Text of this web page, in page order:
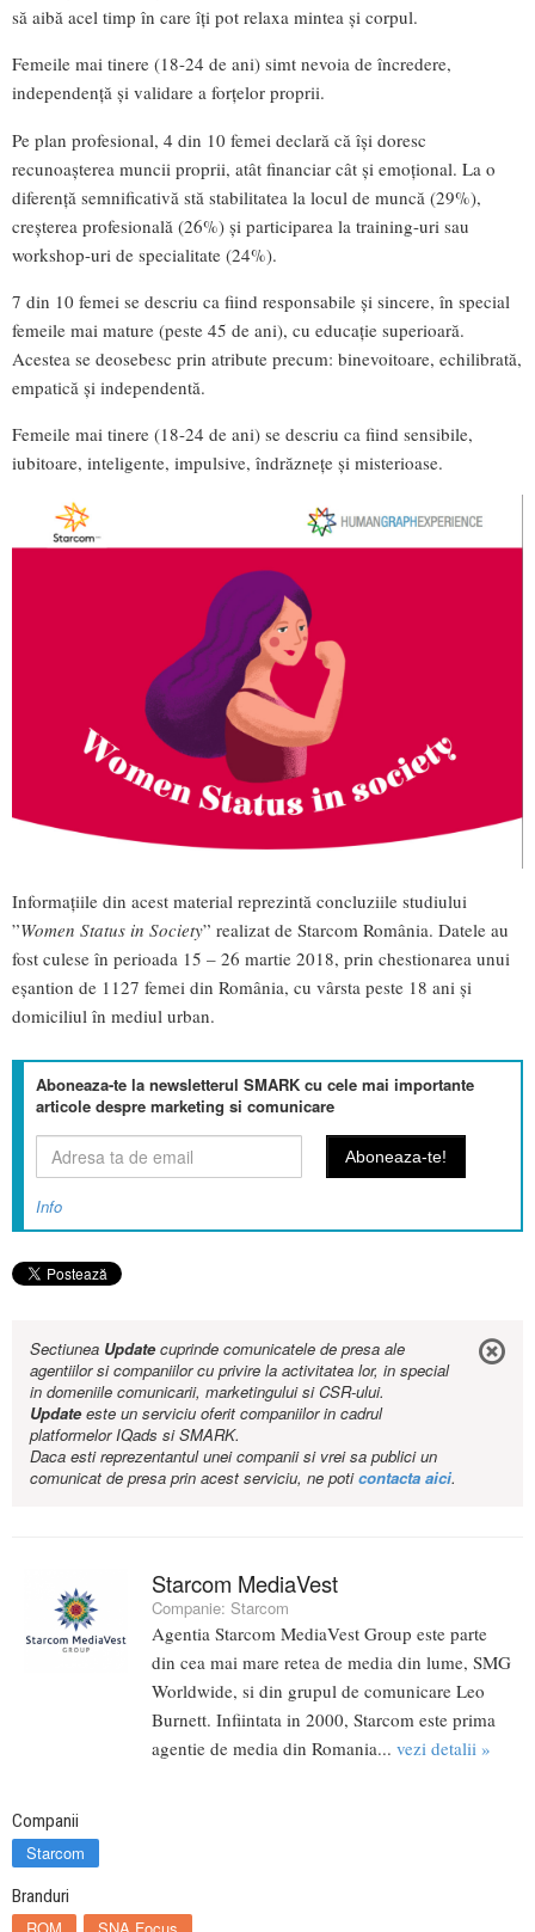
să aibă acel timp în care îți pot relaxa mintea și corpul.
Femeile mai tinere (18-24 de ani) simt nevoia de încredere,
independență și validare a forțelor proprii.
Pe plan profesional, 4 din 10 femei declară că își doresc
recunoașterea muncii proprii, atât financiar cât și emoțional. La o
diferență semnificativă stă stabilitatea la locul de muncă (29%),
creșterea profesională (26%) și participarea la training-uri sau
workshop-uri de specialitate (24%).
7 din 10 femei se descriu ca fiind responsabile și sincere, în special
femeile mai mature (peste 45 de ani), cu educație superioară.
Acestea se deosebesc prin atribute precum: binevoitoare, echilibrată,
empatică și independentă.
Femeile mai tinere (18-24 de ani) se descriu ca fiind sensibile,
iubitoare, inteligente, impulsive, îndrăznețe și misterioase.
Informațiile din acest material reprezintă concluziile studiului
”Women Status in Society” realizat de Starcom România. Datele au
fost culese în perioada 15 – 26 martie 2018, prin chestionarea unui
eșantion de 1127 femei din România, cu vârsta peste 18 ani și
domiciliul în mediul urban.
Aboneaza-te la newsletterul SMARK cu cele mai importante
articole despre marketing si comunicare
Info
Sectiunea Updatecuprinde comunicatele de presa ale
agentiilor si companiilor cu privire la activitatea lor, in special
in domeniile comunicarii, marketingului si CSR-ului.
Updateeste un serviciu oferit companiilor in cadrul
platformelor IQads si SMARK.
Daca esti reprezentantul unei companii si vrei sa publici un
comunicat de presa prin acest serviciu, ne poticontacta aici.
Starcom MediaVest
Companie: Starcom
Agentia Starcom MediaVest Group este parte
din cea mai mare retea de media din lume, SMG
Worldwide, si din grupul de comunicare Leo
Burnett. Infiintata in 2000, Starcom este prima
agentie de media din Romania... vezi detalii »
Companii
Starcom
Branduri